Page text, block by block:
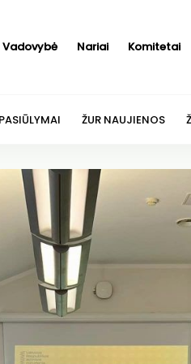
Vadovybė Nariai Komitetai
ŽUR NAUJIENOS